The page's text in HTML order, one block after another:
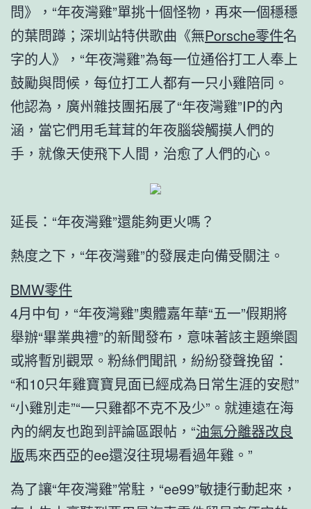
問》，“年夜灣雞”單挑十個怪物，再來一個穩穩
的葉問蹲；深圳站特供歌曲《無Porsche零件名
字的人》，“年夜灣雞”為每一位通俗打工人奉上
鼓勵與問候，每位打工人都有一只小雞陪同。
他認為，廣州雜技團拓展了“年夜灣雞”IP的內
涵，當它們用毛茸茸的年夜腦袋觸摸人們的
手，就像天使飛下人間，治愈了人們的心。
延長：“年夜灣雞”還能夠更火嗎？
熱度之下，“年夜灣雞”的發展走向備受關注。
BMW零件
4月中旬，“年夜灣雞”奧體嘉年華“五一”假期將
舉辦“畢業典禮”的新聞發布，意味著該主題樂園
或將暫別觀眾。粉絲們聞訊，紛紛發聲挽留：
“和10只年雞寶寶見面已經成為日常生涯的安慰”
“小雞別走”“一只雞都不克不及少”。就連遠在海
內的網友也跑到評論區跟帖，“油氣分離器改良
版馬來西亞的ee還沒往現場看過年雞。”
為了讓“年夜灣雞”常駐，“ee99”敏捷行動起來，